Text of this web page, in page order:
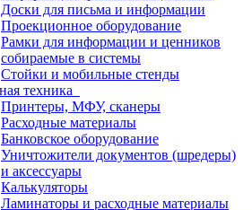
Доски для письма и информации
Проекционное оборудование
Рамки для информации и ценников
собираемые в системы
Стойки и мобильные стенды
техника
Принтеры, МФУ, сканеры
Расходные материалы
Банковское оборудование
Уничтожители документов (шредеры)
и аксессуары
Калькуляторы
Ламинаторы и расходные материалы